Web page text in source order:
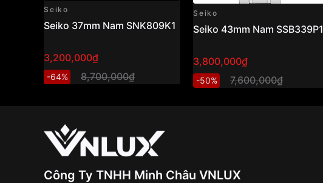
Seiko
Seiko 37mm Nam SNK809K1
3,200,000₫
-64% 8,700,000₫
Seiko
Seiko 43mm Nam SSB339P1
3,800,000₫
-50% 7,600,000₫
Công Ty TNHH Minh Châu VNLUX